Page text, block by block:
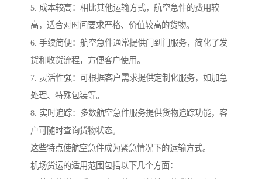
5. 成本较高：相比其他运输方式，航空急件的费用较
高，适合对时间要求严格、价值较高的货物。
6. 手续简便：航空急件通常提供门到门服务，简化了发
货和收货流程，方便客户使用。
7. 灵活性强：可根据客户需求提供定制化服务，如加急
处理、特殊包装等。
8. 实时追踪：多数航空急件服务提供货物追踪功能，客
户可随时查询货物状态。
这些特点使航空急件成为紧急情况下的运输方式。
机场货运的适用范围包括以下几个方面：